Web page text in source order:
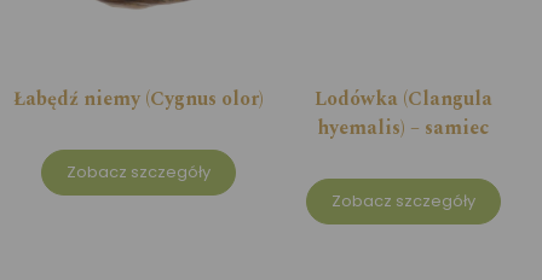
Łabędź niemy (Cygnus olor)
Zobacz szczegóły
Lodówka (Clangula
hyemalis) – samiec
Zobacz szczegóły